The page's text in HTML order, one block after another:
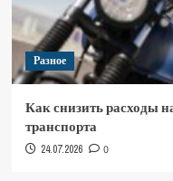
Разное
Как снизить расходы
транспорта
24.07.2026 0